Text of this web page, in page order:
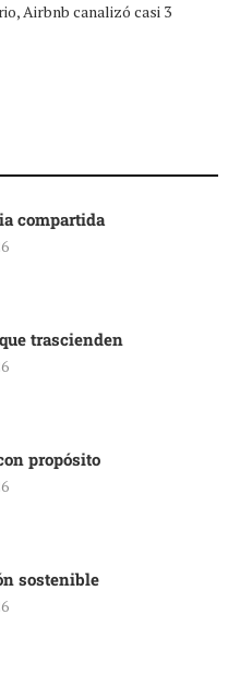
Airbnb canalizó casi 3
compartida
trascienden
propósito
sostenible